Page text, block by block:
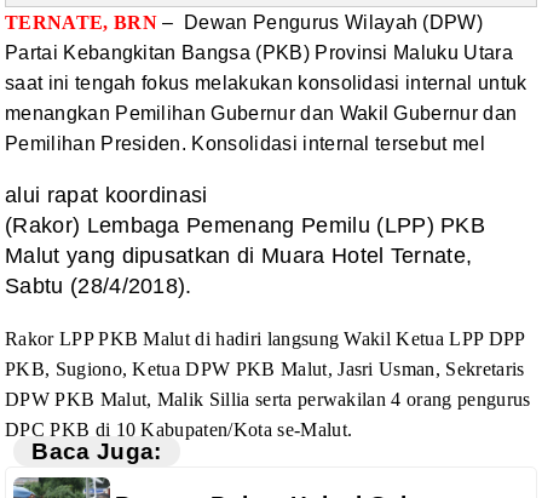
TERNATE, BRN– Dewan Pengurus Wilayah (DPW)
Partai Kebangkitan Bangsa (PKB) Provinsi Maluku Utara
saat ini tengah fokus melakukan konsolidasi internal untuk
menangkan Pemilihan Gubernur dan Wakil Gubernur dan
Pemilihan Presiden. Konsolidasi internal tersebut mel
alui rapat koordinasi
(Rakor) Lembaga Pemenang Pemilu (LPP) PKB
Malut yang dipusatkan di Muara Hotel Ternate,
Sabtu (28/4/2018).
Rakor LPP PKB Malut di hadiri langsung Wakil Ketua LPP DPP
PKB, Sugiono, Ketua DPW PKB Malut, Jasri Usman, Sekretaris
DPW PKB Malut, Malik Sillia serta perwakilan 4 orang pengurus
DPC PKB di 10 Kabupaten/Kota se-Malut.
Baca Juga: